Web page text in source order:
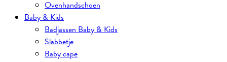
Ovenhandschoen
Baby & Kids
Badjassen Baby & Kids
Slabbetje
Baby cape